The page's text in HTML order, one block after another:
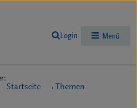
Login Menü
Startseite
Themen